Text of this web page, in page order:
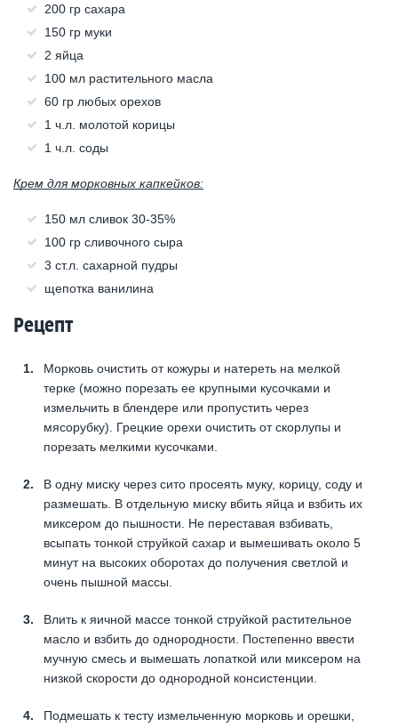
200 гр сахара
150 гр муки
2 яйца
100 мл растительного масла
60 гр любых орехов
1 ч.л. молотой корицы
1 ч.л. соды
Крем для морковных капкейков:
150 мл сливок 30-35%
100 гр сливочного сыра
3 ст.л. сахарной пудры
щепотка ванилина
Рецепт
Морковь очистить от кожуры и натереть на мелкой
терке (можно порезать ее крупными кусочками и
измельчить в блендере или пропустить через
мясорубку). Грецкие орехи очистить от скорлупы и
порезать мелкими кусочками.
В одну миску через сито просеять муку, корицу, соду и
размешать. В отдельную миску вбить яйца и взбить их
миксером до пышности. Не переставая взбивать,
всыпать тонкой струйкой сахар и вымешивать около 5
минут на высоких оборотах до получения светлой и
очень пышной массы.
Влить к яичной массе тонкой струйкой растительное
масло и взбить до однородности. Постепенно ввести
мучную смесь и вымешать лопаткой или миксером на
низкой скорости до однородной консистенции.
Подмешать к тесту измельченную морковь и орешки,